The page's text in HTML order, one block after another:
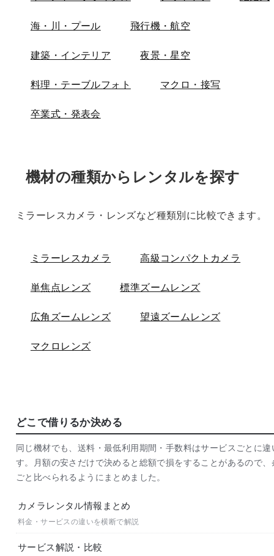
海・川・プール 飛行機・航空
建築・インテリア 夜景・星空
料理・テーブルフォト マクロ・接写
卒業式・発表会
機材の種類からレンタルを探す
ミラーレスカメラ・レンズなど種類別に比較できます。
ミラーレスカメラ 高級コンパクトカメラ
単焦点レンズ 標準ズームレンズ
広角ズームレンズ 望遠ズームレンズ
マクロレンズ
どこで借りるか決める
同じ機材でも、送料・最低利用期間・手数料はサービスごとに違
す。月額の安さだけで決めると総額で損をすることがあるので、
ごと比べられるようにまとめました。
カメラレンタル情報まとめ
料金・サービスの違いを横断で解説
サービス解説・比較